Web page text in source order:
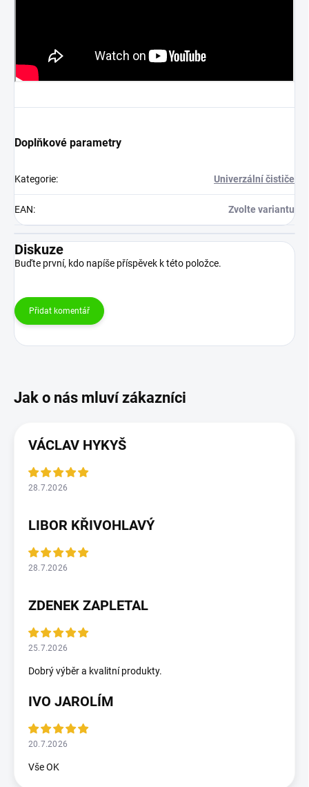
Doplňkové parametry
Kategorie: Univerzální čističe
EAN: Zvolte variantu
Diskuze
Buďte první, kdo napíše příspěvek k této položce.
Přidat komentář
VÁCLAV HYKYŠ
28.7.2026
LIBOR KŘIVOHLAVÝ
28.7.2026
ZDENEK ZAPLETAL
25.7.2026
Dobrý výběr a kvalitní produkty.
IVO JAROLÍM
20.7.2026
Vše OK